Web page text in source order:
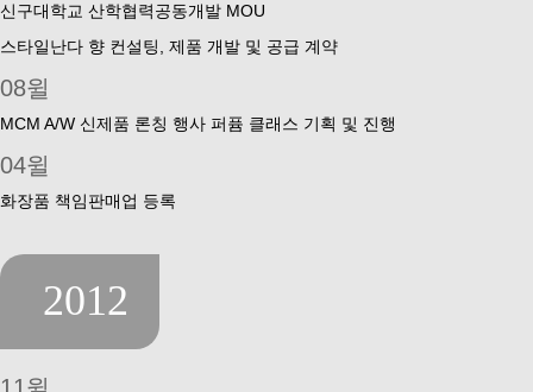
신구대학교 산학협력공동개발 MOU
스타일난다 향 컨설팅, 제품 개발 및 공급 계약
08윌
MCM A/W 신제품 론칭 행사 퍼퓸 클래스 기획 및 진행
04윌
화장품 책임판매업 등록
2012